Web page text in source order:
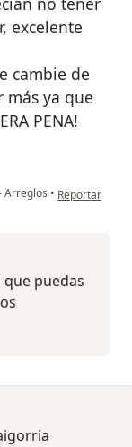
excelente
cambie de
más ya que
PENA!
Arreglos • en opinión del
Reportar
puedas